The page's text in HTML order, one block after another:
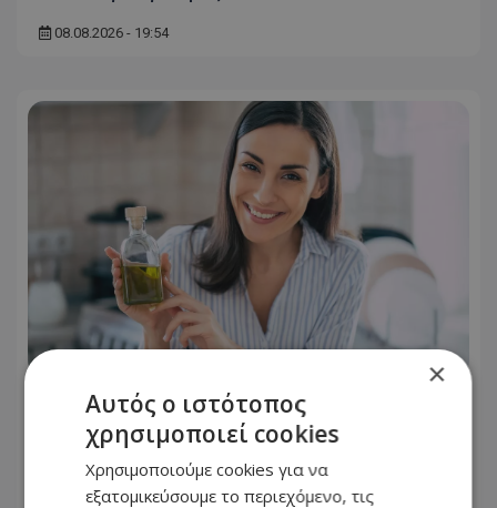
08.08.2026 - 19:54
Ένα σφηνάκι ελαιόλαδο κάθε μέρα για
2 εβδομάδες – Η εμπειρία μιας
δημοσιογράφου - Τα 4 απρόσμενα
αποτελέσματα
×
Αυτός ο ιστότοπος
χρησιμοποιεί cookies
Χρησιμοποιούμε cookies για να
εξατομικεύσουμε το περιεχόμενο, τις